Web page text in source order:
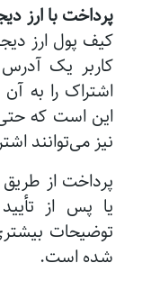
پرداخت با ارز
کیف پول ارز
کاربر یک
اشتراک را به
این است که حتی
نیز می‌توانند
پرداخت از
یا پس از
توضیحات
شده است.